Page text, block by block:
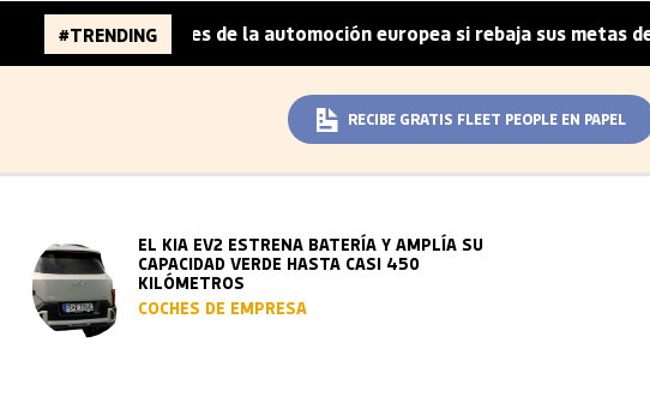
#TRENDING
96.000 millones de la automoción europea si rebaja sus metas de CO₂
RECIBE GRATIS FLEET PEOPLE EN PAPEL
EL KIA EV2 ESTRENA BATERÍA Y AMPLÍA SU
CAPACIDAD VERDE HASTA CASI 450
KILÓMETROS
COCHES DE EMPRESA